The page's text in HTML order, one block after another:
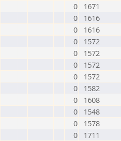
0
1671
0
1616
0
1616
0
1572
0
1572
0
1572
0
1572
0
1582
0
1608
0
1548
0
1578
0
1711